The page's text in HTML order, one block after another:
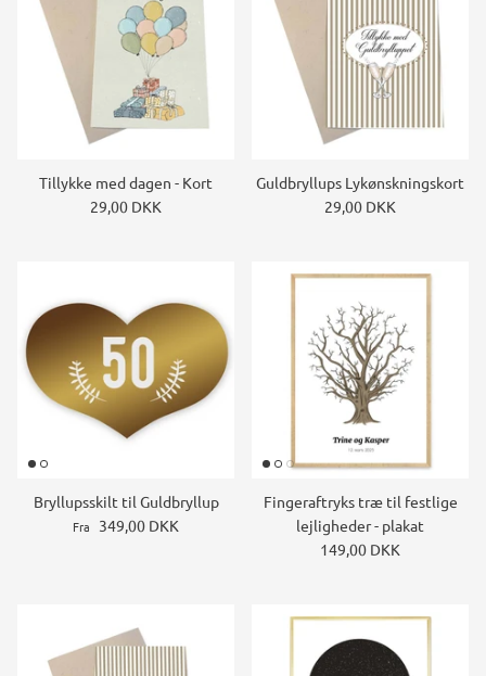
Tillykke med dagen - Kort
29,00 DKK
Guldbryllups Lykønskningskort
29,00 DKK
Bryllupsskilt til Guldbryllup
Fra 349,00 DKK
Fingeraftryks træ til festlige
lejligheder - plakat
149,00 DKK